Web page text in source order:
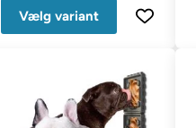
Vælg variant